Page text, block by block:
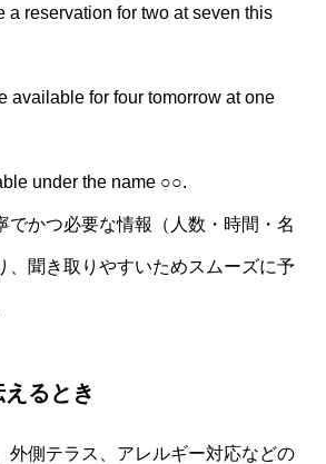
a reservation for two at seven this
available for four tomorrow at one
under the name ○○.
でかつ必要な情報（人数・時間・名
、聞き取りやすいためスムーズに予
るとき
外側テラス、アレルギー対応などの